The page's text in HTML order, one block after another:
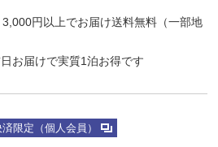
円以上でお届け送料無料（一部地
お届けで実質1泊お得です
限定（個人会員）